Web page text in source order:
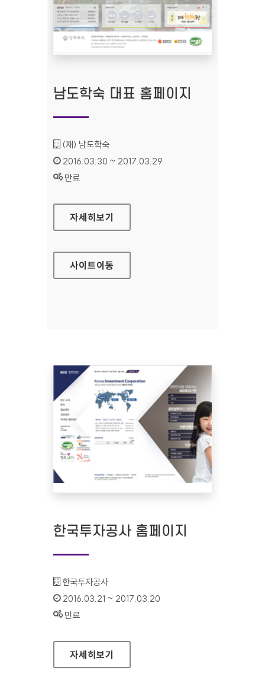
남도학숙 대표 홈페이지
기관명 :
(재) 남도학숙
인증기간 :
2016.03.30 ~ 2017.03.29
상태 :
만료
남도학숙 대표 홈페이지
자세히보기
사이트이동
한국투자공사 홈페이지
기관명 :
한국투자공사
인증기간 :
2016.03.21 ~ 2017.03.20
상태 :
만료
한국투자공사 홈페이지
자세히보기